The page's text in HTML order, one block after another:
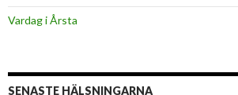
Vardag i Årsta
SENASTE HÄLSNINGARNA